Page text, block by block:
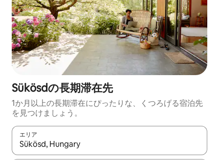
Sükösdの長期滞在先
1か月以上の長期滞在にぴったりな、くつろげる宿泊先
を見つけましょう。
エリア
検索結果が表示されたら、上下の矢印キーを使って移動するか